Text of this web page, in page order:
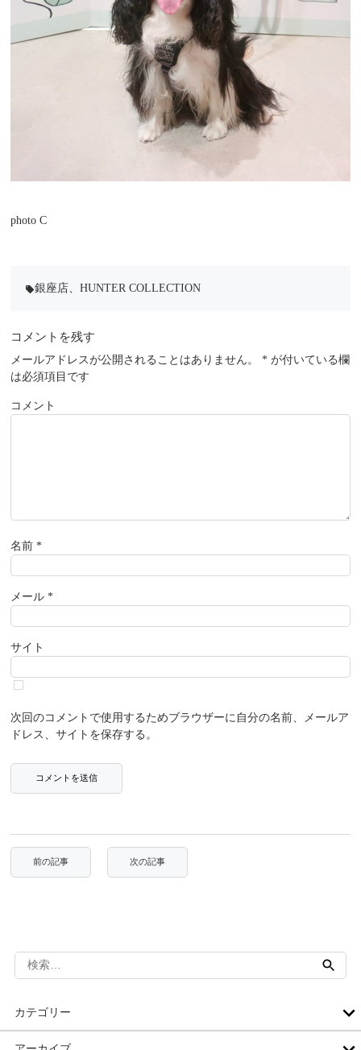
photo C
local_offer銀座店、HUNTER COLLECTION
コメントを残す
メールアドレスが公開されることはありません。 * が付いている欄
は必須項目です
コメント
名前*
メール*
サイト
次回のコメントで使用するためブラウザーに自分の名前、メールア
ドレス、サイトを保存する。
検
カテゴリー